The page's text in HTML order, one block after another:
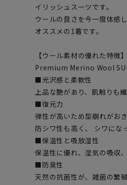
イリッシュスーツです。
ウールの良さを今一度体感
オススメの1着です。
【ウール素材の優れた特徴】
Premium Merino Wool
■光沢感と柔軟性
上品な艶があり、肌触りも
■復元力
弾性が高いため型崩れがお
防シワ性も高く、 シワにな
■保温性と吸放湿性
保温性に優れ、湿気の吸収
■防臭性
天然の抗菌性が、雑菌の繁